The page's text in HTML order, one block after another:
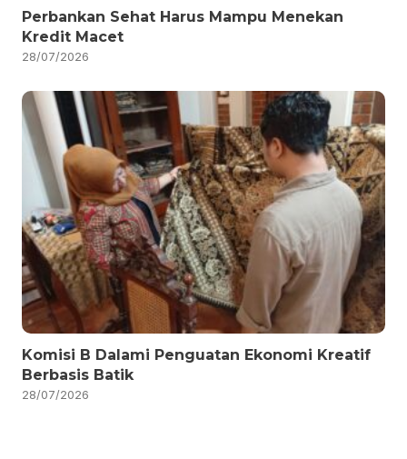
Perbankan Sehat Harus Mampu Menekan
Kredit Macet
28/07/2026
Komisi B Dalami Penguatan Ekonomi Kreatif
Berbasis Batik
28/07/2026